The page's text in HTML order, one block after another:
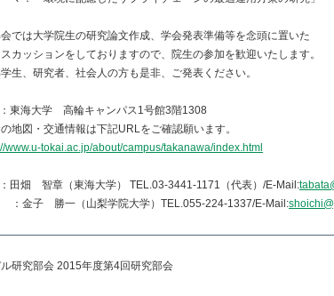
は大学院生の研究論文作成、学会発表準備等を念頭に置いた
ッションをしておりますので、院生の参加を歓迎いたします。
、研究者、社会人の方も是非、ご発表ください。
東海大学 高輪キャンパス1号館3階1308
図・交通情報は下記URLをご確認願います。
www.u-tokai.ac.jp/about/campus/takanawa/index.html
田畑 智章（東海大学） TEL.03-3441-1171（代表）/E-Mail:
子 勝一（山梨学院大学）TEL.055-224-1337/E-Mail:
研究部会 2015年度第4回研究部会